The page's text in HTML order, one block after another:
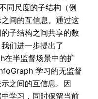
同尺度的子结构（例
间的互信息。通过这
子结构之间共享的数
们进一步提出了
在半监督场景中的扩
学习的无监督
之间的互信息。因
学习，同时保留当前